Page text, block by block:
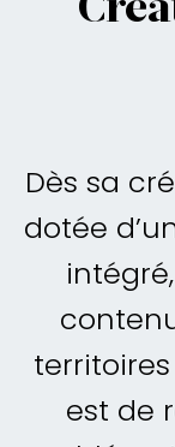
Dès sa
dotée
est de